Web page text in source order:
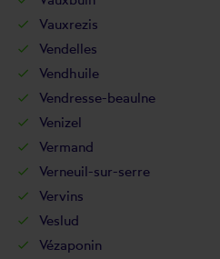
Vauxrezis
Vendelles
Vendhuile
Vendresse-beaulne
Venizel
Vermand
Verneuil-sur-serre
Vervins
Veslud
Vézaponin